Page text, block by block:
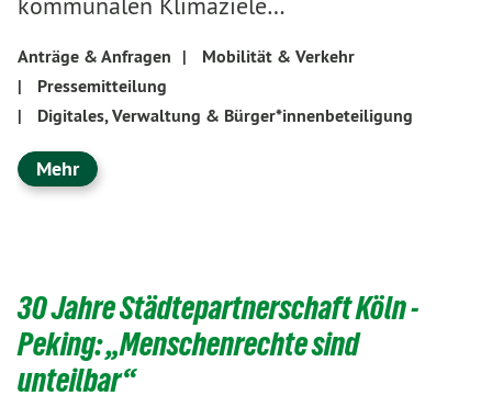
Anträge & Anfragen |
Mobilität & Verkehr
|
Pressemitteilung
|
Digitales, Verwaltung & Bürger*innenbeteiligung
Mehr
30 Jahre Städtepartnerschaft Köln -
Peking: „Menschenrechte sind
unteilbar“